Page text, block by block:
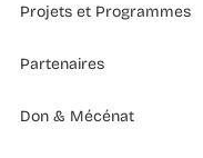
Projets et Programmes
Partenaires
Don & Mécénat